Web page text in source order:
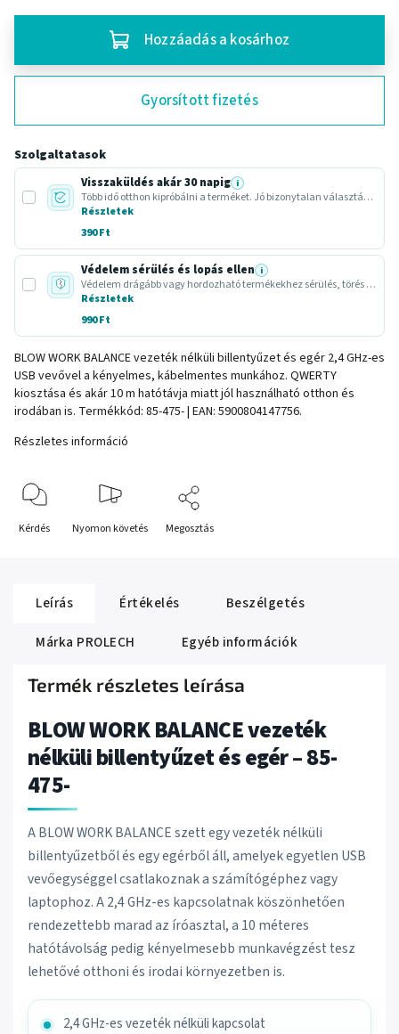
Hozzáadás a kosárhoz
Gyorsított fizetés
Szolgaltatasok
Visszaküldés akár 30 napig i
Több idő otthon kipróbálni a terméket. Jó bizonytalan választásnál vagy ajándéknál.
Részletek
390 Ft
Védelem sérülés és lopás ellen i
Védelem drágább vagy hordozható termékekhez sérülés, törés vagy lopás esetére.
Részletek
990 Ft
BLOW WORK BALANCE vezeték nélküli billentyűzet és egér 2,4 GHz-es
USB vevővel a kényelmes, kábelmentes munkához. QWERTY
kiosztása és akár 10 m hatótávja miatt jól használható otthon és
irodában is. Termékkód: 85-475- | EAN: 5900804147756.
Részletes információ
Kérdés Nyomon követés Megosztás
Leírás Értékelés
Beszélgetés
Márka PROLECH Egyéb információk
Termék részletes leírása
BLOW WORK BALANCE vezeték
nélküli billentyűzet és egér – 85-
475-
A BLOW WORK BALANCE szett egy vezeték nélküli
billentyűzetből és egy egérből áll, amelyek egyetlen USB
vevőegységgel csatlakoznak a számítógéphez vagy
laptophoz. A 2,4 GHz-es kapcsolatnak köszönhetően
rendezettebb marad az íróasztal, a 10 méteres
hatótávolság pedig kényelmesebb munkavégzést tesz
lehetővé otthoni és irodai környezetben is.
2,4 GHz-es vezeték nélküli kapcsolat